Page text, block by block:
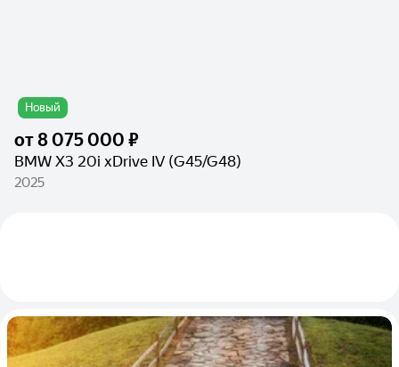
Новый
от8 075 000 ₽
BMW X3 20i xDrive IV (G45/G48)
2025